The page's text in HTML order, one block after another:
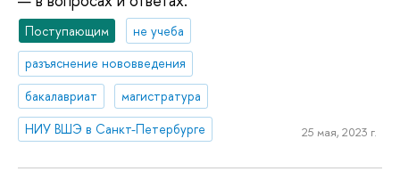
Поступающим
не учеба
разъяснение нововведения
бакалавриат
магистратура
НИУ ВШЭ в Санкт-Петербурге
25 мая, 2023 г.